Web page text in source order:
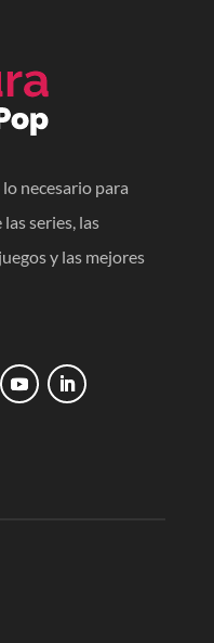
lo necesario para
series, las
y las mejores